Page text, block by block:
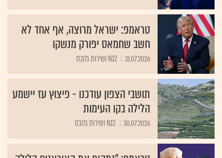
טראמפ: ישראל מרוצה, אף אחד לא
חשב שחמאס יפורק מנשקו
31.07.2026 N12 ושירות גלובס
תושבי הצפון עודכנו - פיצוץ עז יישמע
הלילה בקו העימות
30.07.2026 N12 ושירות גלובס